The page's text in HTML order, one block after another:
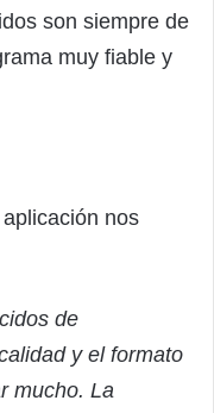
son siempre de
muy fiable y
nos
de
y el formato
mucho. La